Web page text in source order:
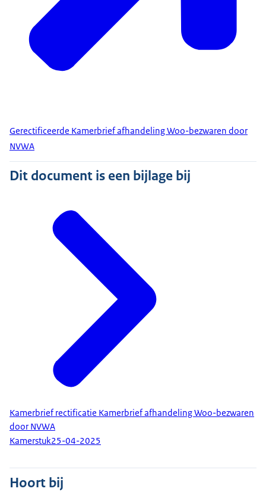
Gerectificeerde Kamerbrief afhandeling Woo-bezwaren door
NVWA
Dit document is een bijlage bij
Kamerbrief rectificatie Kamerbrief afhandeling Woo-bezwaren
door NVWA
Kamerstuk25-04-2025
Hoort bij